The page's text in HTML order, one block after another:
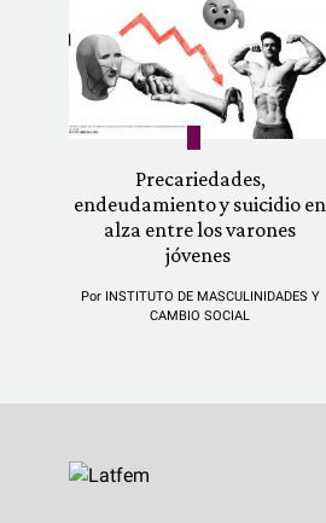
Precariedades,
endeudamiento y suicidio en
alza entre los varones
jóvenes
Por INSTITUTO DE MASCULINIDADES Y
CAMBIO SOCIAL